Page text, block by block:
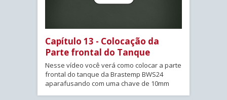
Capítulo 13 - Colocação da
Parte frontal do Tanque
Nesse vídeo você verá como colocar a parte
frontal do tanque da Brastemp BWS24
aparafusando com uma chave de 10mm